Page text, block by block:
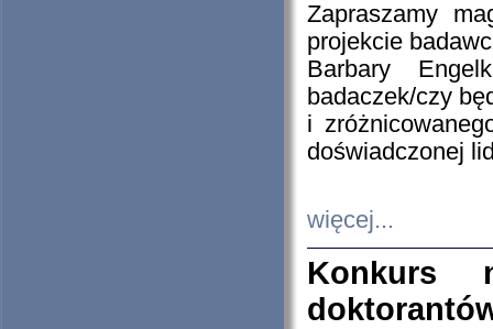
Zapraszamy
projekcie
Barbary
badaczek/czy
i
doświadczonej
więcej...
Konkurs